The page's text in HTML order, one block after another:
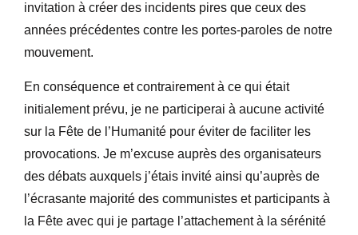
invitation à créer des incidents pires que ceux des
années précédentes contre les portes-paroles de notre
mouvement.
En conséquence et contrairement à ce qui était
initialement prévu, je ne participerai à aucune activité
sur la Fête de l’Humanité pour éviter de faciliter les
provocations. Je m’excuse auprès des organisateurs
des débats auxquels j’étais invité ainsi qu’auprès de
l’écrasante majorité des communistes et participants à
la Fête avec qui je partage l’attachement à la sérénité